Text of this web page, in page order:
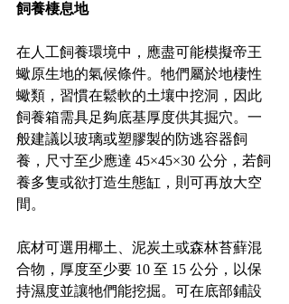
飼養棲息地
在人工飼養環境中，應盡可能模擬帝王
蠍原生地的氣候條件。牠們屬於地棲性
蠍類，習慣在鬆軟的土壤中挖洞，因此
飼養箱需具足夠底基厚度供其掘穴。一
般建議以玻璃或塑膠製的防逃容器飼
養，尺寸至少應達 45×45×30 公分，若飼
養多隻或欲打造生態缸，則可再放大空
間。
底材可選用椰土、泥炭土或森林苔蘚混
合物，厚度至少要 10 至 15 公分，以保
持濕度並讓牠們能挖掘。可在底部鋪設